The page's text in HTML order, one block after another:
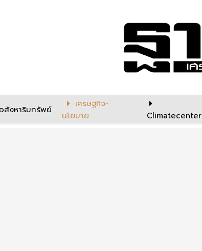
อสังหาริมทรัพย์
เศรษฐกิจ-
นโยบาย
Climatecenter